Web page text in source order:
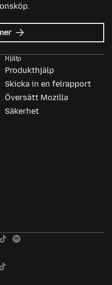
om
Mozilla
Hjälp
Produkthjälp
Skicka in en felrapport
Översätt Mozilla
Säkerhet